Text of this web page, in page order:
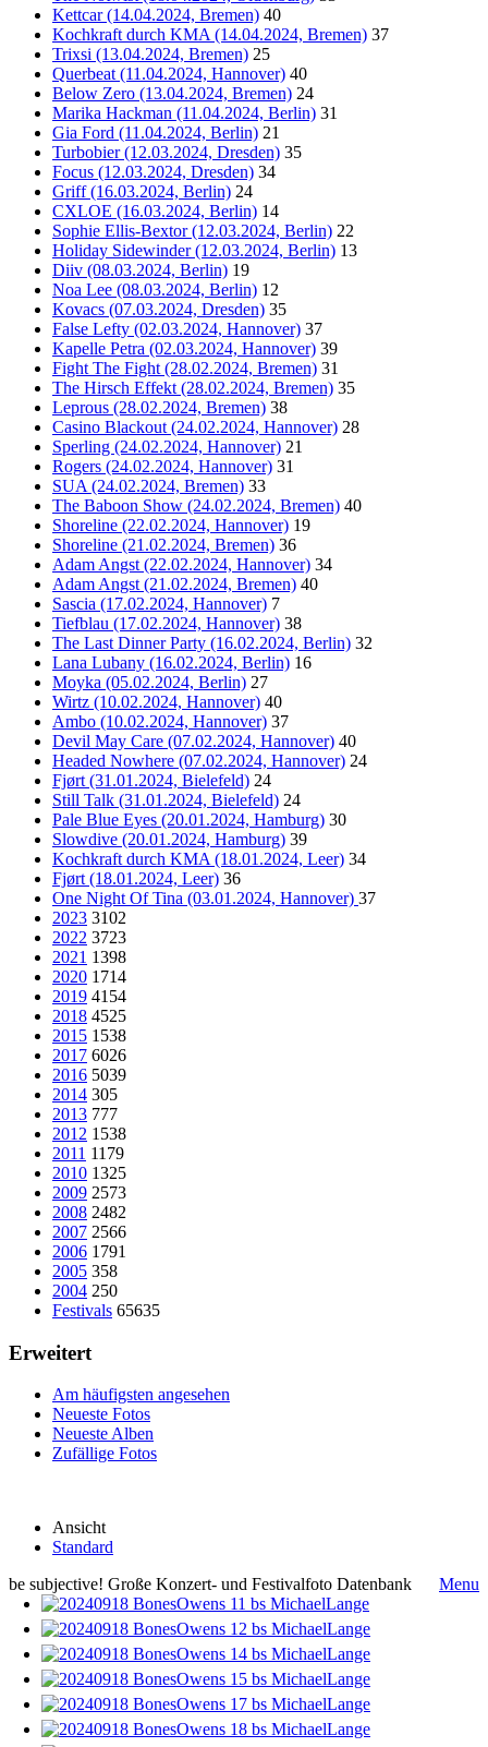
Kettcar (14.04.2024, Bremen) 40
Kochkraft durch KMA (14.04.2024, Bremen) 37
Trixsi (13.04.2024, Bremen) 25
Querbeat (11.04.2024, Hannover) 40
Below Zero (13.04.2024, Bremen) 24
Marika Hackman (11.04.2024, Berlin) 31
Gia Ford (11.04.2024, Berlin) 21
Turbobier (12.03.2024, Dresden) 35
Focus (12.03.2024, Dresden) 34
Griff (16.03.2024, Berlin) 24
CXLOE (16.03.2024, Berlin) 14
Sophie Ellis-Bextor (12.03.2024, Berlin) 22
Holiday Sidewinder (12.03.2024, Berlin) 13
Diiv (08.03.2024, Berlin) 19
Noa Lee (08.03.2024, Berlin) 12
Kovacs (07.03.2024, Dresden) 35
False Lefty (02.03.2024, Hannover) 37
Kapelle Petra (02.03.2024, Hannover) 39
Fight The Fight (28.02.2024, Bremen) 31
The Hirsch Effekt (28.02.2024, Bremen) 35
Leprous (28.02.2024, Bremen) 38
Casino Blackout (24.02.2024, Hannover) 28
Sperling (24.02.2024, Hannover) 21
Rogers (24.02.2024, Hannover) 31
SUA (24.02.2024, Bremen) 33
The Baboon Show (24.02.2024, Bremen) 40
Shoreline (22.02.2024, Hannover) 19
Shoreline (21.02.2024, Bremen) 36
Adam Angst (22.02.2024, Hannover) 34
Adam Angst (21.02.2024, Bremen) 40
Sascia (17.02.2024, Hannover) 7
Tiefblau (17.02.2024, Hannover) 38
The Last Dinner Party (16.02.2024, Berlin) 32
Lana Lubany (16.02.2024, Berlin) 16
Moyka (05.02.2024, Berlin) 27
Wirtz (10.02.2024, Hannover) 40
Ambo (10.02.2024, Hannover) 37
Devil May Care (07.02.2024, Hannover) 40
Headed Nowhere (07.02.2024, Hannover) 24
Fjørt (31.01.2024, Bielefeld) 24
Still Talk (31.01.2024, Bielefeld) 24
Pale Blue Eyes (20.01.2024, Hamburg) 30
Slowdive (20.01.2024, Hamburg) 39
Kochkraft durch KMA (18.01.2024, Leer) 34
Fjørt (18.01.2024, Leer) 36
One Night Of Tina (03.01.2024, Hannover) 37
2023 3102
2022 3723
2021 1398
2020 1714
2019 4154
2018 4525
2015 1538
2017 6026
2016 5039
2014 305
2013 777
2012 1538
2011 1179
2010 1325
2009 2573
2008 2482
2007 2566
2006 1791
2005 358
2004 250
Festivals 65635
Erweitert
Am häufigsten angesehen
Neueste Fotos
Neueste Alben
Zufällige Fotos
Ansicht
Standard
be subjective! Große Konzert- und Festivalfoto Datenbank
Menu